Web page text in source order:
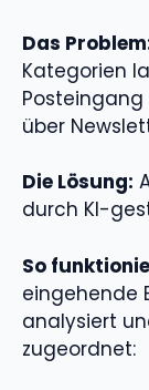
Das
Kategorien
über
Die Lösung:
durch KI-
So
eingehende
analysiert
zugeordnet: